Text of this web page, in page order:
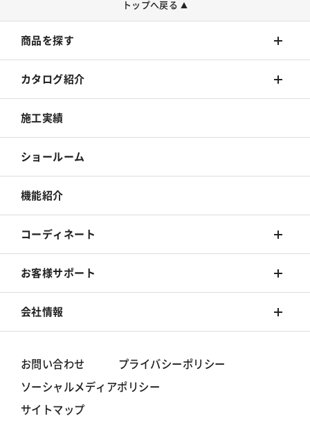
トップへ戻る ▲
商品を探す
壁装材
カーテン
床材
カーペット
椅子張
カタログ紹介
壁装材
カーテン
床材
カーペット
椅子張
旧カタログ
施工実績
ショールーム
機能紹介
コーディネート
着せ替えシミュレーション
コーディネート集
お客様サポート
Q&A
動画一覧
会社情報
グループ情報/体制
お問い合わせ プライバシーポリシー
ソーシャルメディアポリシー
サイトマップ